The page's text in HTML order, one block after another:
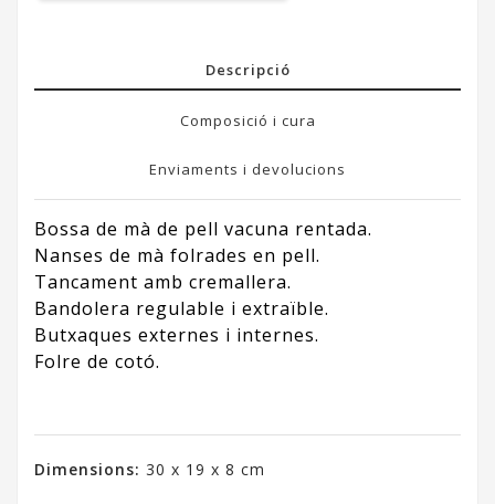
Descripció
Composició i cura
Enviaments i devolucions
Bossa de mà de pell vacuna rentada.
Nanses de mà folrades en pell.
Tancament amb cremallera.
Bandolera regulable i extraïble.
Butxaques externes i internes.
Folre de cotó.
Dimensions: 30 x 19 x 8 cm